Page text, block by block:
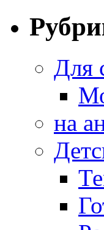
Для
на